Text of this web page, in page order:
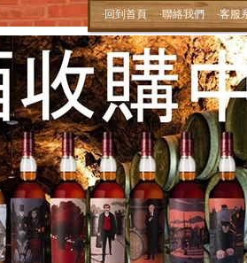
‧回到首頁 ‧聯絡我們 ‧客服